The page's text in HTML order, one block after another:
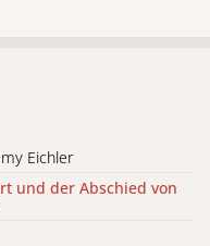
Eichler
und der Abschied von